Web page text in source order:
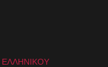
ΕΛΛΗΝΙΚΟΥ